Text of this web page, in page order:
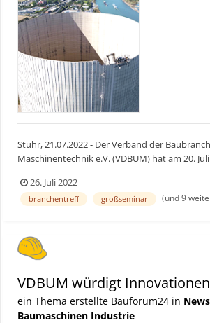
Stuhr, 21.07.2022 - Der Verband der
Maschinentechnik e.V. (VDBUM) hat am 20.
Förderpreis“ verliehen. Die Gewinner sind die
DekenaMaschinentechnik GmbH, die
26. Juli 2022
branchentreff großseminar (und 9
VDBUM würdigt Innovationen
ein Thema erstellte Bauforum24 in
Baumaschinen Industrie